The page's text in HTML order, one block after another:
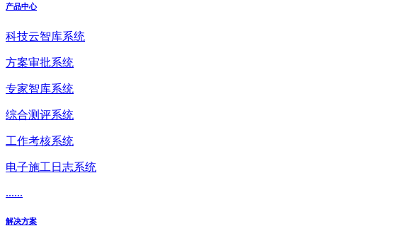
产品中心
科技云智库系统
方案审批系统
专家智库系统
综合测评系统
工作考核系统
电子施工日志系统
......
解决方案